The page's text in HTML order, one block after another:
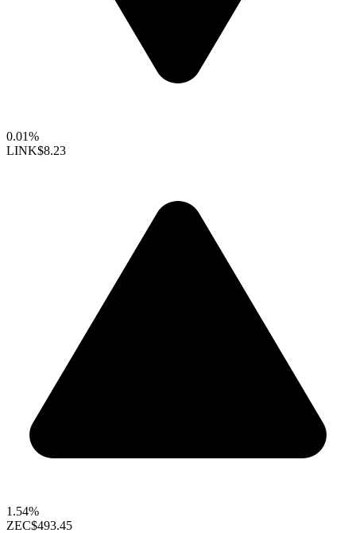
0.01%
LINK$8.23
1.54%
ZEC$493.45